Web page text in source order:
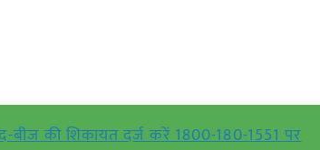
बीज की शिकायत दर्ज करें 1800-180-1551 पर